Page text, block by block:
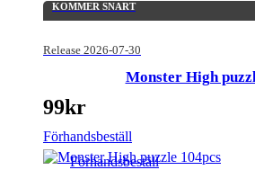
KOMMER SNART
Release 2026-07-30
Monster High
99kr
Förhandsbeställ
Förhandsbeställ